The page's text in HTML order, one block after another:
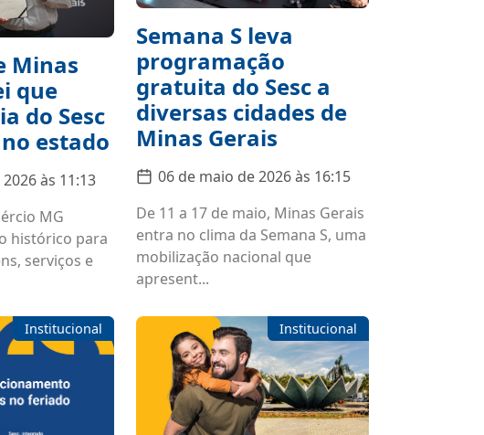
Minas
que
do Sesc
estado
às 11:13
MG
histórico para
serviços e
Semana S leva
programação
gratuita do Sesc a
diversas cidades de
Minas Gerais
06 de maio de 2026 às 16:15
De 11 a 17 de maio, Minas Gerais
entra no clima da Semana S, uma
mobilização nacional que
apresent...
Institucional Institucional